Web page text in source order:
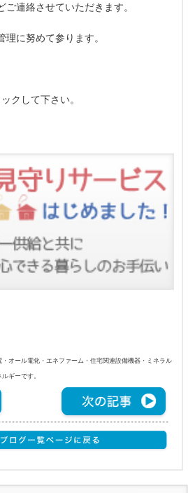
連絡させていただきます。
理に努めて参ります。
クして下さい。
オール電化・エネファーム・住宅関連設備機器・ミネラル
ギーです。